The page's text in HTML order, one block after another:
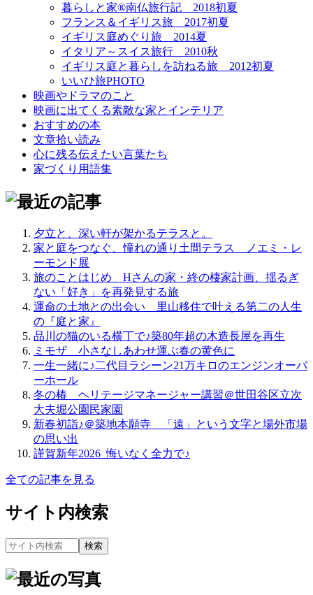
暮らしと家®南仏旅行記＿2018初夏
フランス＆イギリス旅＿2017初夏
イギリス庭めぐり旅＿2014夏
イタリア～スイス旅行 2010秋
イギリス庭と暮らしを訪ねる旅＿2012初夏
いいひ旅PHOTO
映画やドラマのこと
映画に出てくる素敵な家とインテリア
おすすめの本
文章拾い読み
心に残る伝えたい言葉たち
家づくり用語集
夕立と、深い軒が架かるテラスと。
家と庭をつなぐ、憧れの通り土間テラス＿ノエミ・レ
ーモンド展
旅のことはじめ＿Hさんの家・終の棲家計画、揺るぎ
ない「好き」を再発見する旅
運命の土地との出会い＿里山移住で叶える第二の人生
の『庭と家』
品川の猫のいる横丁で♪築80年超の木造長屋を再生
ミモザ＿小さなしあわせ運ぶ春の黄色に
一生一緒に♪二代目ラシーン21万キロのエンジンオーバ
ーホール
冬の椿＿ヘリテージマネージャー講習＠世田谷区立次
大夫堀公園民家園
新春初詣♪＠築地本願寺＿「遠」という文字と場外市場
の思い出
謹賀新年2026_悔いなく全力で♪
全ての記事を見る
サイト内検索